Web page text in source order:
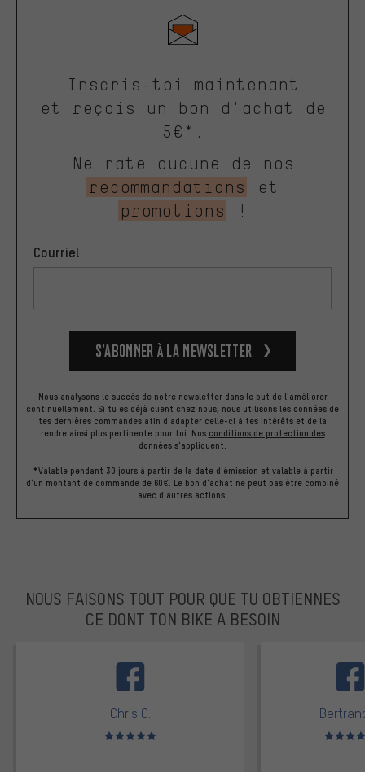
Inscris-toi maintenant
et reçois un bon d'achat de
5€*.
Ne rate aucune de nos
recommandations
et
promotions
!
Courriel
S’abonner à la newsletter
Nous analysons le succès de notre newsletter dans le but de l'améliorer
continuellement. Si tu es déjà client chez nous, nous utilisons les données de
tes dernières commandes afin d'adapter celle-ci à tes intérêts et de la
rendre ainsi plus pertinente pour toi. Nos conditions de protection des
données s'appliquent.
*Valable pendant 30 jours à partir de la date d'émission et valable à partir
d'un montant de commande de 60€. Le bon d'achat ne peut pas être combiné
avec d'autres actions.
NOUS FAISONS TOUT POUR QUE TU OBTIENNES
CE DONT TON BIKE A BESOIN
Chris C.
Note moyenne : 5 sur 5 Note